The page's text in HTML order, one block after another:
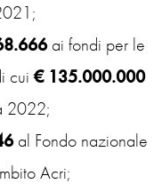
ai fondi per le
cui€ 135.000.000
2022;
al Fondo nazionale
Acri;